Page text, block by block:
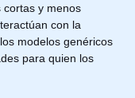
cortas y menos
con la
modelos genéricos
para quien los